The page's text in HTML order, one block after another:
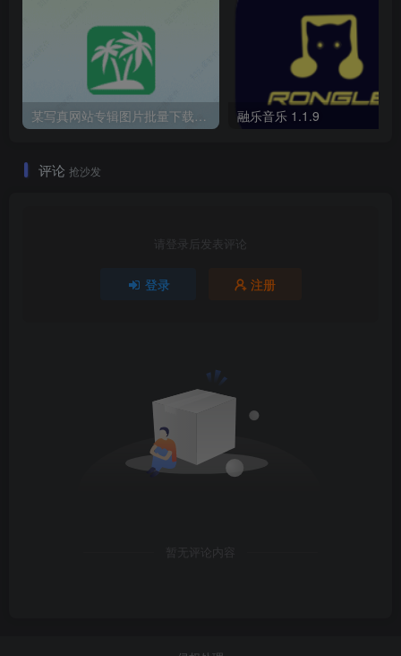
融乐音乐 1.1.9
评论 抢沙发
请登录后发表评论
登录 注册
暂无评论内容